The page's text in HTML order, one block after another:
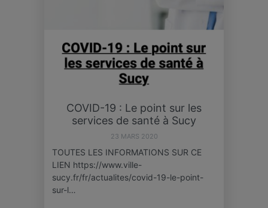
COVID-19 : Le point sur les
services de santé à Sucy
23 MARS 2020
TOUTES LES INFORMATIONS SUR CE
LIEN https://www.ville-
sucy.fr/fr/actualites/covid-19-le-point-
sur-l…